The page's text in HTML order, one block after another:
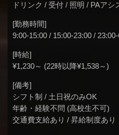
ドリンク / 受付 / 照明 / PAアシ
[勤務時間]
9:00-15:00 / 15:00-23:00 /
[時給]
¥1,230～ (22時以降¥1,538～)
[備考]
シフト制 / 土日祝のみOK
年齢・経験不問 (高校生不可)
交通費支給あり / 昇給制度あり